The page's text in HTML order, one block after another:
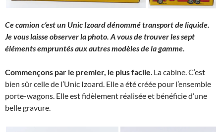
Ce camion c’est un Unic Izoard dénommé transport de liquide.
Je vous laisse observer la photo. A vous de trouver les sept
éléments empruntés aux autres modèles de la gamme.
Commençons par le premier, le plus facile. La cabine. C’est
bien sûr celle de l’Unic Izoard. Elle a été créée pour l’ensemble
porte-wagons. Elle est fidèlement réalisée et bénéficie d’une
belle gravure.